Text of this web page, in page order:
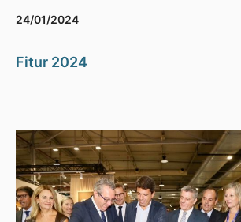
24/01/2024
Fitur 2024